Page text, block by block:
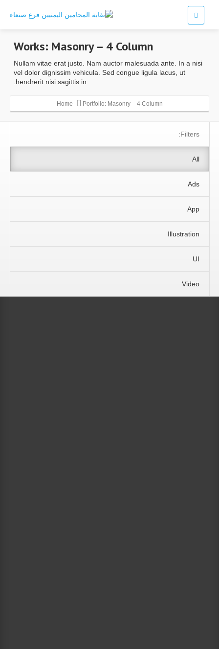
Works: Masonry – 4 Column
Nullam vitae erat justo. Nam auctor malesuada ante. In a nisi
vel dolor dignissim vehicula. Sed congue ligula lacus, ut
hendrerit nisi sagittis in.
Portfolio: Masonry – 4 Column
Home
Filters:
All
Ads
App
Illustration
UI
Video